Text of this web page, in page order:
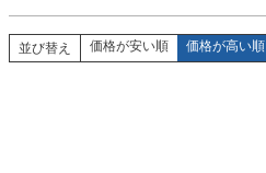
並び替え 価格が安い順 価格が高い順